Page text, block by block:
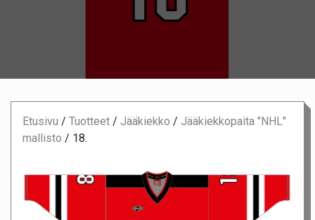
Etusivu / Tuotteet / Jääkiekko / Jääkiekkopaita "NHL"
mallisto / 18.